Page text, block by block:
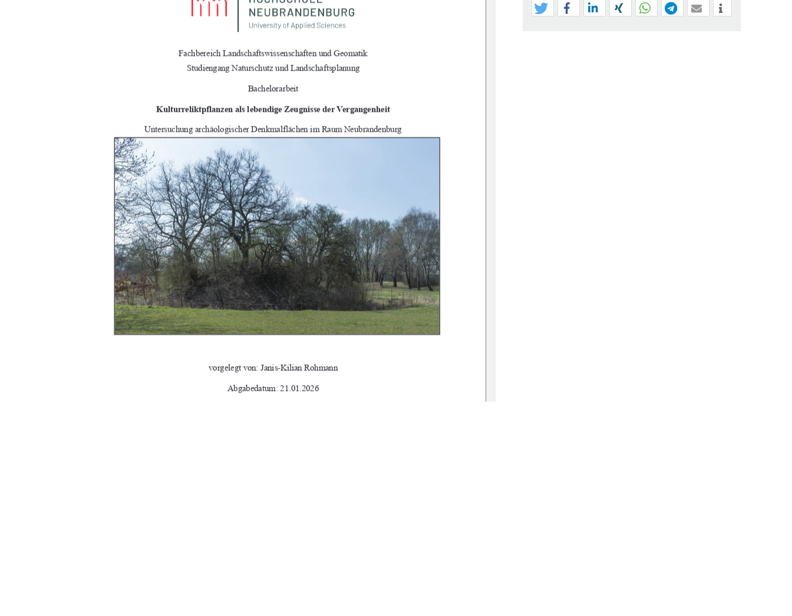
Fachbereich Landschaftswissenschaften und Geomatik
Studiengang Naturschutz und Landschaftsplanung
Bachelorarbeit
Kulturreliktpflanzen als lebendige Zeugnisse der Vergangenheit
Untersuchung archäologischer Denkmalflächen im Raum Neubrandenburg
vorgelegt von: Janis-Kilian Rohmann
Abgabedatum: 21.01.2026